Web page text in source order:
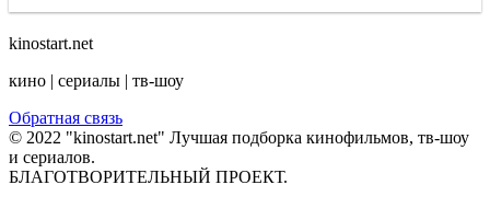
kinostart.net
кино | сериалы | тв-шоу
Обратная связь
© 2022 "kinostart.net" Лучшая подборка кинофильмов, тв-шоу
и сериалов.
БЛАГОТВОРИТЕЛЬНЫЙ ПРОЕКТ.